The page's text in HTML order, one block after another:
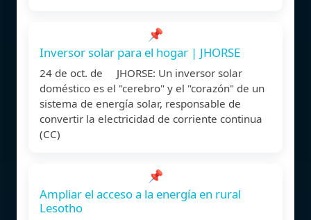
📌
Inversor solar para el hogar | JHORSE
24 de oct. de JHORSE: Un inversor solar
doméstico es el "cerebro" y el "corazón" de un
sistema de energía solar, responsable de
convertir la electricidad de corriente continua
(CC)
📌
Ampliar el acceso a la energía en rural
Lesotho